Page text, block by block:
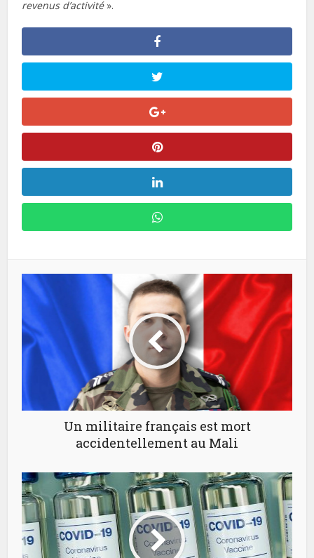
revenus d’activité».
Un militaire français est mort
accidentellement au Mali